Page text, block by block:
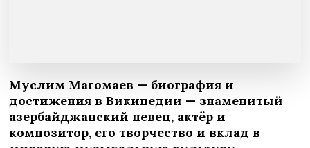
Муслим Магомаев — биография и
достижения в Википедии — знаменитый
азербайджанский певец, актёр и
композитор, его творчество и вклад в